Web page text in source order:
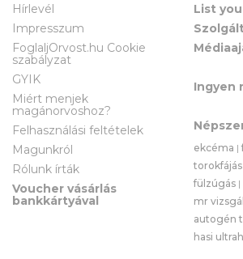
Hírlevél
Impresszum
FoglaljOrvost.hu Cookie
szabályzat
GYIK
Miért menjek
magánorvoshoz?
Felhasználási feltételek
Magunkról
Rólunk írták
Voucher vásárlás
bankkártyával
List
Ingyen
ekcéma |
torokfájás
fülzúgás |
mr
autogén
hasi